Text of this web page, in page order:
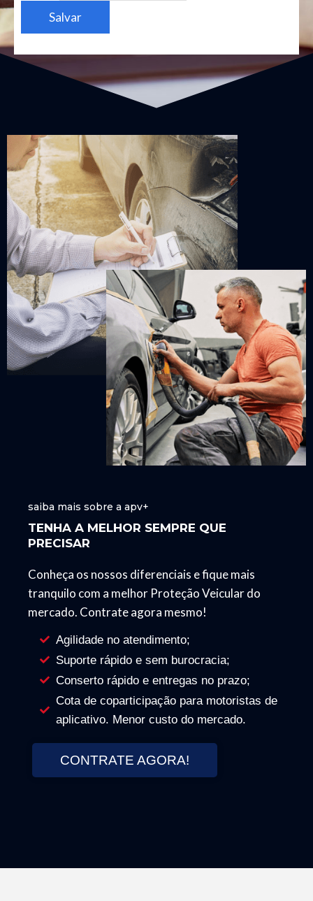
Salvar
saiba mais sobre a apv+
TENHA A MELHOR SEMPRE QUE
PRECISAR
Conheça os nossos diferenciais e fique mais
tranquilo com a melhor Proteção Veicular do
mercado. Contrate agora mesmo!
Agilidade no atendimento;
Suporte rápido e sem burocracia;
Conserto rápido e entregas no prazo;
Cota de coparticipação para motoristas de
aplicativo. Menor custo do mercado.
CONTRATE AGORA!